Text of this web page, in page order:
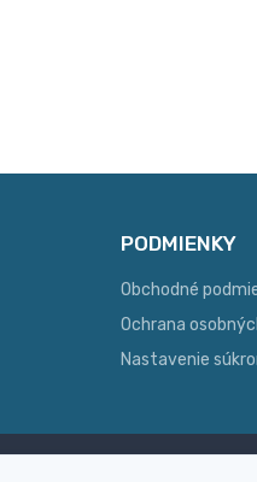
PODMIENKY
Obchodné
Ochrana
Nastavenie